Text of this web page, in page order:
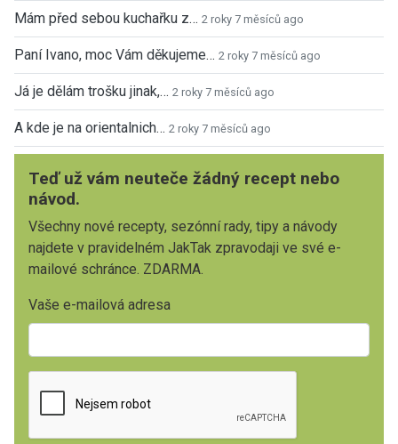
Mám před sebou kuchařku z… 2 roky 7 měsíců ago
Paní Ivano, moc Vám děkujeme… 2 roky 7 měsíců ago
Já je dělám trošku jinak,… 2 roky 7 měsíců ago
A kde je na orientalnich… 2 roky 7 měsíců ago
Teď už vám neuteče žádný recept nebo
návod.
Všechny nové recepty, sezónní rady, tipy a návody
najdete v pravidelném JakTak zpravodaji ve své e-
mailové schránce. ZDARMA.
Vaše e-mailová adresa